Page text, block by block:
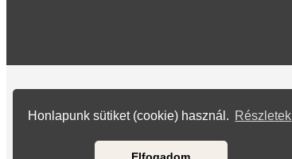
Honlapunk sütiket (cookie) használ. Részletek
További információk
Adatvédelmi tájékozató Impresszum